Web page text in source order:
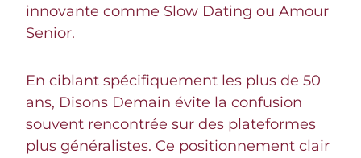
innovante comme Slow Dating ou Amour
Senior.
En ciblant spécifiquement les plus de 50
ans, Disons Demain évite la confusion
souvent rencontrée sur des plateformes
plus généralistes. Ce positionnement clair